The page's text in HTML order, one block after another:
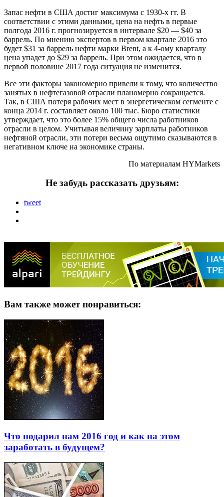
Запас нефти в США достиг максимума с 1930-х гг. В
соответствии с этими данными, цена на нефть в первые
полгода 2016 г. прогнозируется в интервале $20 — $40 за
баррель. По мнению экспертов в первом квартале 2016 это
будет $31 за баррель нефти марки Brent, а к 4-ому кварталу
цена упадет до $29 за баррель. При этом ожидается, что в
первой половине 2017 года ситуация не изменится.
Все эти факторы закономерно привели к тому, что количество
занятых в нефтегазовой отрасли планомерно сокращается.
Так, в США потеря рабочих мест в энергетическом сегменте с
конца 2014 г. составляет около 100 тыс. Бюро статистики
утверждает, что это более 15% общего числа работников
отрасли в целом. Учитывая величину зарплаты работников
нефтяной отрасли, эти потери весьма ощутимо сказываются в
негативном ключе на экономике страны.
По материалам HYMarkets
Не забудь рассказать друзьям:
tweet
Вам также может понравиться:
Что подарил нам 2016 год и как на этом
заработать в будущем?